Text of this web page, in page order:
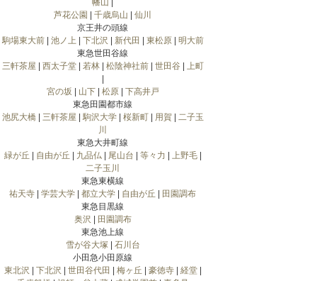
幡山
芦花公園
千歳烏山
仙川
京王井の頭線
駒場東大前| 池ノ上 下北沢 新代田 東松原| 明大前
東急世田谷線
三軒茶屋
西太子堂| 若林| 松陰神社前| 世田谷
上町
宮の坂
山下| 松原| 下高井戸
東急田園都市線
池尻大橋| 三軒茶屋 駒沢大学| 桜新町| 用賀| 二子玉
川
東急大井町線
緑が丘
自由が丘 九品仏| 尾山台 等々力 上野毛|
二子玉川
東急東横線
祐天寺
学芸大学 都立大学 自由が丘
田園調布
東急目黒線
奥沢
田園調布
東急池上線
雪が谷大塚| 石川台
小田急小田原線
東北沢
下北沢 世田谷代田 梅ヶ丘 豪徳寺| 経堂|